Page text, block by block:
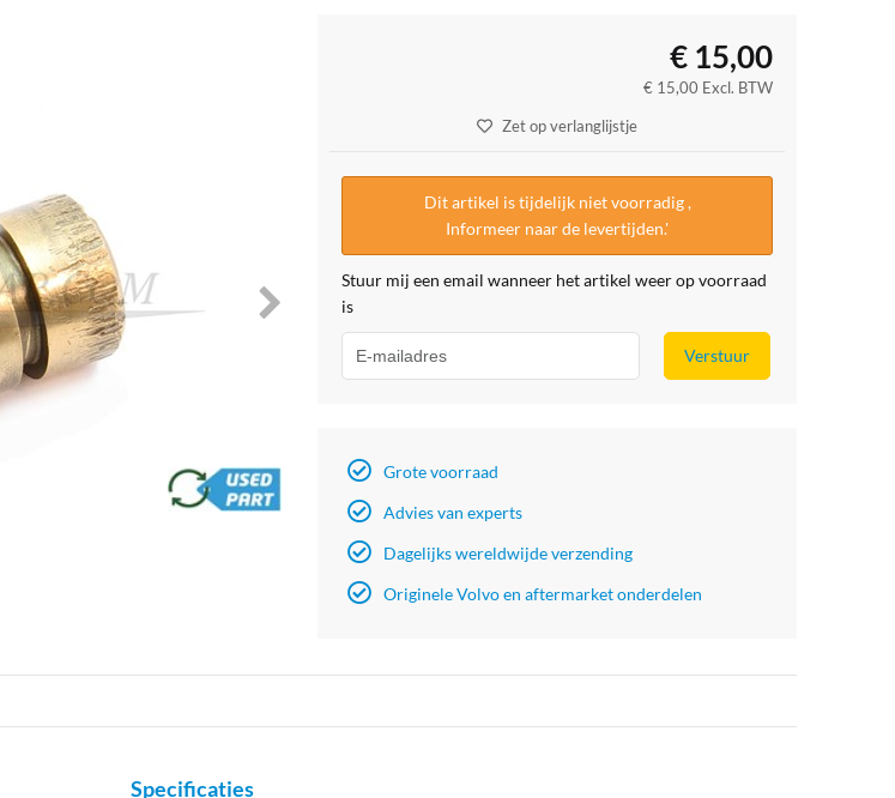
brand
€ 15,00
€ 15,00 Excl. BTW
Zet op verlanglijstje
Dit artikel is tijdelijk niet voorradig ,
Informeer naar de levertijden.'
Stuur mij een email wanneer het artikel weer op voorraad
is
Verstuur
Grote voorraad
Advies van experts
Dagelijks wereldwijde verzending
Originele Volvo en aftermarket onderdelen
Specificaties